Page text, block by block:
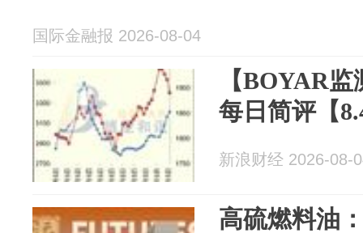
国际金融报 2026-08-04
【BOYAR
每日简评【
新浪财经 2026-08-
高硫燃料油